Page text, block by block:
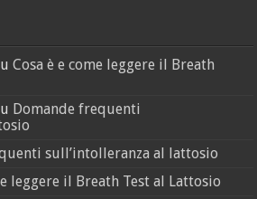
Cosa è e come leggere il Breath
Domande frequenti
sull’intolleranza al lattosio
leggere il Breath Test al Lattosio